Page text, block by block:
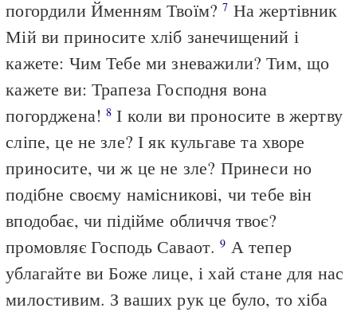
погордили Йменням Твоїм?7 На жертівник
Мій ви приносите хліб занечищений і
кажете: Чим Тебе ми зневажили? Тим, що
кажете ви: Трапеза Господня вона
погорджена!8 І коли ви проносите в жертву
сліпе, це не зле? І як кульгаве та хворе
приносите, чи ж це не зле? Принеси но
подібне своєму намісникові, чи тебе він
вподобає, чи підійме обличчя твоє?
промовляє Господь Саваот.9 А тепер
ублагайте ви Боже лице, і хай стане для нас
милостивим. З ваших рук це було, то хіба